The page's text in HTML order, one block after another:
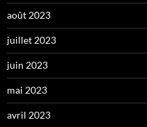
août 2023
juillet 2023
juin 2023
mai 2023
avril 2023